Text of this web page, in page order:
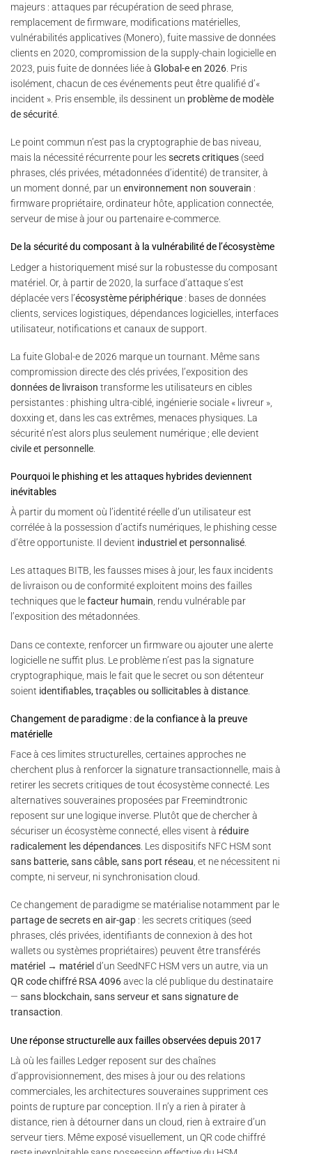
majeurs : attaques par récupération de seed phrase,
remplacement de firmware, modifications matérielles,
vulnérabilités applicatives (Monero), fuite massive de données
clients en 2020, compromission de la supply-chain logicielle en
2023, puis fuite de données liée à Global-e en 2026 . Pris
isolément, chacun de ces événements peut être qualifié d’«
incident ». Pris ensemble, ils dessinent un problème de modèle
de sécurité
Le point commun n’est pas la cryptographie de bas niveau,
mais la nécessité récurrente pour lessecrets critiques (seed
phrases, clés privées, métadonnées d’identité) de transiter, à
un moment donné, par un environnement non souverain :
firmware propriétaire, ordinateur hôte, application connectée,
serveur de mise à jour ou partenaire e-commerce.
De la sécurité du composant à la vulnérabilité de l’écosystème
Ledger a historiquement misé sur la robustesse du composant
matériel. Or, à partir de 2020, la surface d’attaque s’est
déplacée vers l’écosystème périphérique : bases de données
clients, services logistiques, dépendances logicielles, interfaces
utilisateur, notifications et canaux de support.
La fuite Global-e de 2026 marque un tournant. Même sans
compromission directe des clés privées, l’exposition des
données de livraison transforme les utilisateurs en cibles
persistantes : phishing ultra-ciblé, ingénierie sociale « livreur »,
doxxing et, dans les cas extrêmes, menaces physiques. La
sécurité n’est alors plus seulement numérique ; elle devient
civile et personnelle
Pourquoi le phishing et les attaques hybrides deviennent
inévitables
À partir du moment où l’identité réelle d’un utilisateur est
corrélée à la possession d’actifs numériques, le phishing cesse
d’être opportuniste. Il devient industriel et personnalisé
Les attaques BITB, les fausses mises à jour, les faux incidents
de livraison ou de conformité exploitent moins des failles
techniques que lefacteur humain, rendu vulnérable par
l’exposition des métadonnées.
Dans ce contexte, renforcer un firmware ou ajouter une alerte
logicielle ne suffit plus. Le problème n’est pas la signature
cryptographique, mais le fait que le secret ou son détenteur
soient identifiables, traçables ou sollicitables à distance
Changement de paradigme : de la confiance à la preuve
matérielle
Face à ces limites structurelles, certaines approches ne
cherchent plus à renforcer la signature transactionnelle, mais à
retirer les secrets critiques de tout écosystème connecté. Les
alternatives souveraines proposées par Freemindtronic
reposent sur une logique inverse. Plutôt que de chercher à
sécuriser un écosystème connecté, elles visent à réduire
radicalement les dépendances . Les dispositifs NFC HSM sont
sans batterie, sans câble, sans port réseau , et ne nécessitent ni
compte, ni serveur, ni synchronisation cloud.
Ce changement de paradigme se matérialise notamment par le
partage de secrets en air-gap : les secrets critiques (seed
phrases, clés privées, identifiants de connexion à des hot
wallets ou systèmes propriétaires) peuvent être transférés
matériel → matériel d’un SeedNFC HSM vers un autre, via un
QR code chiffré RSA 4096avec la clé publique du destinataire
— sans blockchain, sans serveur et sans signature de
transaction.
Une réponse structurelle aux failles observées depuis 2017
Là où les failles Ledger reposent sur des chaînes
d’approvisionnement, des mises à jour ou des relations
commerciales, les architectures souveraines suppriment ces
points de rupture par conception. Il n’y a rien à pirater à
distance, rien à détourner dans un cloud, rien à extraire d’un
serveur tiers. Même exposé visuellement, un QR code chiffré